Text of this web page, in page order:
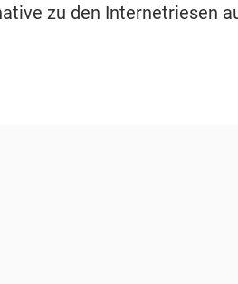
zu den Internetriesen